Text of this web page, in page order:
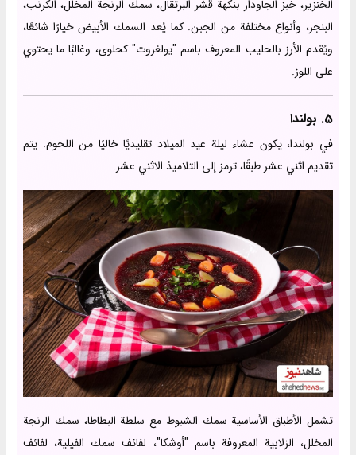
الخنزير، خبز الجاودار بنكهة قشر البرتقال، سمك الرنجة المخلل، الكرنب،
البنجر، وأنواع مختلفة من الجبن. كما يُعد السمك الأبيض خيارًا شائعًا،
ويُقدم الأرز بالحليب المعروف باسم "يولغروت" كحلوى، وغالبًا ما يحتوي
على اللوز.
5. بولندا
في بولندا، يكون عشاء ليلة عيد الميلاد تقليديًا خاليًا من اللحوم. يتم
تقديم اثني عشر طبقًا، ترمز إلى التلاميذ الاثني عشر.
تشمل الأطباق الأساسية سمك الشبوط مع سلطة البطاطا، سمك الرنجة
المخلل، الزلابية المعروفة باسم "أوشكا"، لفائف سمك الفيلية، لفائف